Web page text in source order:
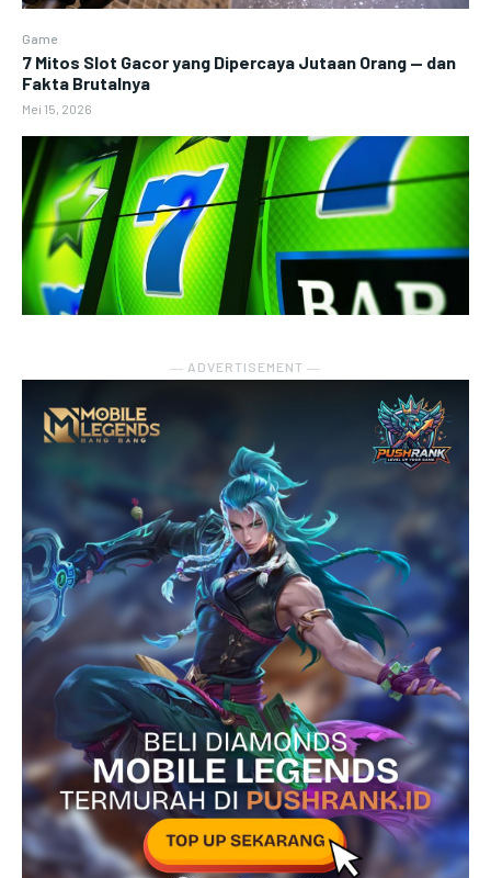
Game
7 Mitos Slot Gacor yang Dipercaya Jutaan Orang — dan
Fakta Brutalnya
Mei 15, 2026
― ADVERTISEMENT ―